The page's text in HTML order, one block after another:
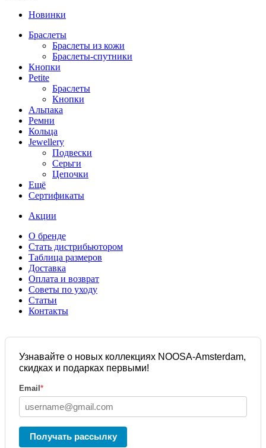
Новинки
Браслеты
Браслеты из кожи
Браслеты-спутники
Кнопки
Petite
Браслеты
Кнопки
Альпака
Ремни
Кольца
Jewellery
Подвески
Серьги
Цепочки
Ещё
Сертификаты
Акции
О бренде
Стать дистрибьютором
Таблица размеров
Доставка
Оплата и возврат
Советы по уходу
Статьи
Контакты
Узнавайте о новых коллекциях NOOSA-Amsterdam,
скидках и подарках первыми!
Email *
Получать рассылку